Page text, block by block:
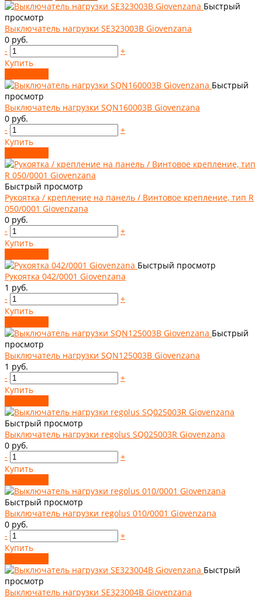
Быстрый
просмотр
Выключатель нагрузки SE323003B Giovenzana
0 руб.
-
+
Купить
Быстрый
просмотр
Выключатель нагрузки SQN160003B Giovenzana
0 руб.
-
+
Купить
Быстрый просмотр
Рукоятка / крепление на панель / Винтовое крепление, тип R
050/0001 Giovenzana
0 руб.
-
+
Купить
Быстрый просмотр
Рукоятка 042/0001 Giovenzana
1 руб.
-
+
Купить
Быстрый
просмотр
Выключатель нагрузки SQN125003B Giovenzana
1 руб.
-
+
Купить
Быстрый просмотр
Выключатель нагрузки regolus SQ025003R Giovenzana
0 руб.
-
+
Купить
Быстрый просмотр
Выключатель нагрузки regolus 010/0001 Giovenzana
0 руб.
-
+
Купить
Быстрый
просмотр
Выключатель нагрузки SE323004B Giovenzana